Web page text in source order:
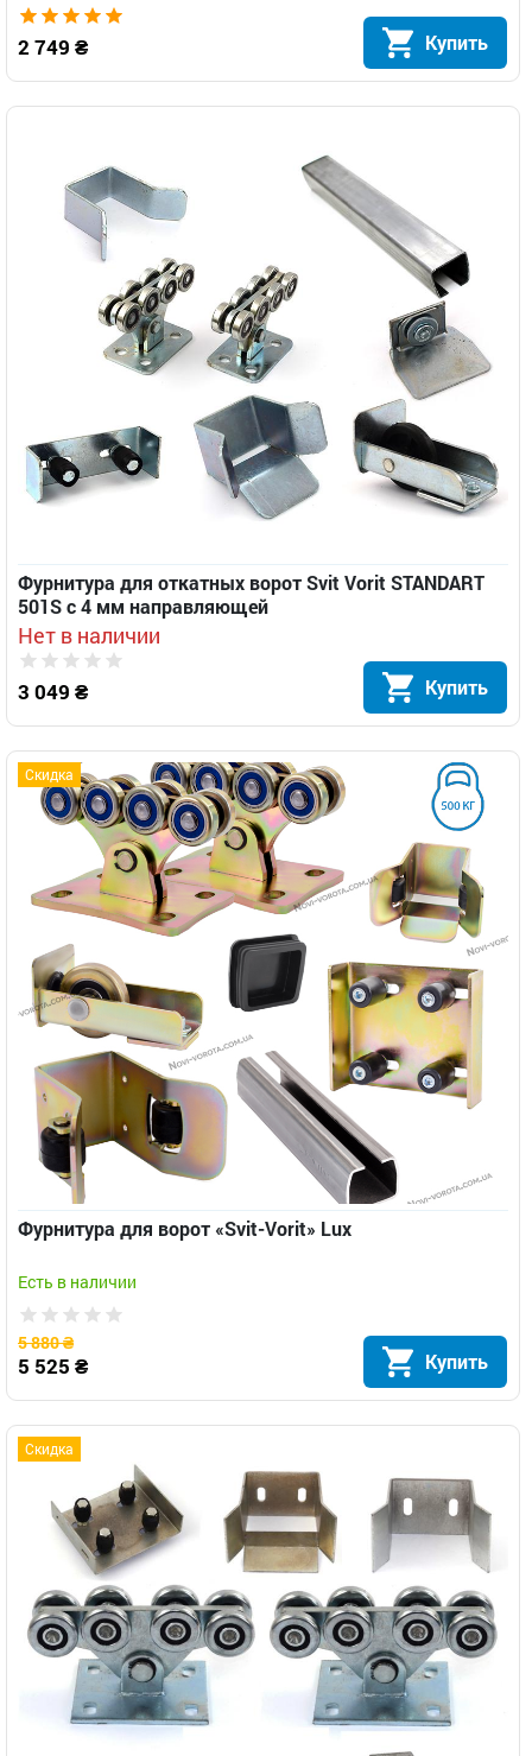
2 749 ₴ Купить
Фурнитура для откатных ворот Svit Vorit STANDART
501S с 4 мм направляющей
Нет в наличии
3 049 ₴ Купить
Скидка
Фурнитура для ворот «Svit-Vorit» Lux
Есть в наличии
5 880 ₴
5 525 ₴ Купить
Скидка